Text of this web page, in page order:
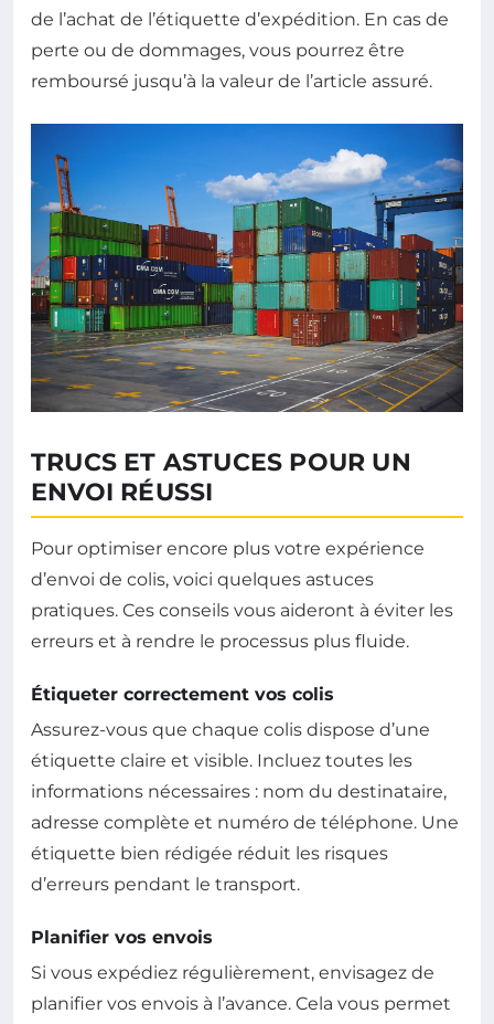
de l’achat de l’étiquette d’expédition. En cas de
perte ou de dommages, vous pourrez être
remboursé jusqu’à la valeur de l’article assuré.
TRUCS ET ASTUCES POUR UN
ENVOI RÉUSSI
Pour optimiser encore plus votre expérience
d’envoi de colis, voici quelques astuces
pratiques. Ces conseils vous aideront à éviter les
erreurs et à rendre le processus plus fluide.
Étiqueter correctement vos colis
Assurez-vous que chaque colis dispose d’une
étiquette claire et visible. Incluez toutes les
informations nécessaires : nom du destinataire,
adresse complète et numéro de téléphone. Une
étiquette bien rédigée réduit les risques
d’erreurs pendant le transport.
Planifier vos envois
Si vous expédiez régulièrement, envisagez de
planifier vos envois à l’avance. Cela vous permet